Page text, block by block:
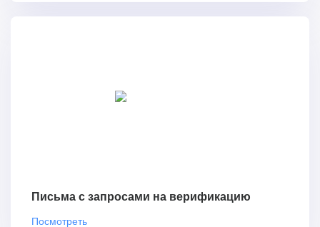
Письма с запросами на верификацию
Посмотреть